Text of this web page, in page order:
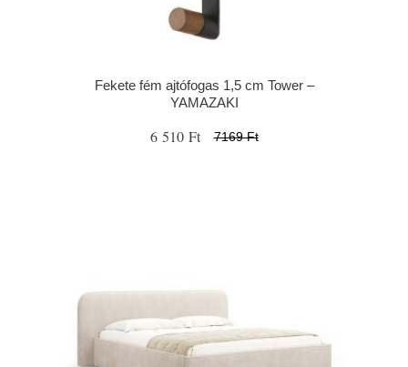
Fekete fém ajtófogas 1,5 cm Tower –
YAMAZAKI
6 510 Ft 7169 Ft